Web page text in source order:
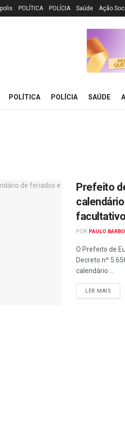
POLÍTICA POLÍCIA Saúde Ação
POLÍTICA POLÍCIA SAÚDE
Prefeito
POR PAULO
O Prefeito de
Decreto nº
calendário ...
LER MAIS